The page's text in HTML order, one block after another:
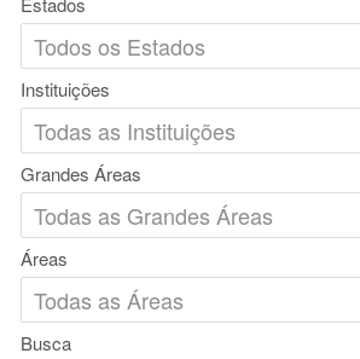
Instituições
Grandes Áreas
Áreas
Busca